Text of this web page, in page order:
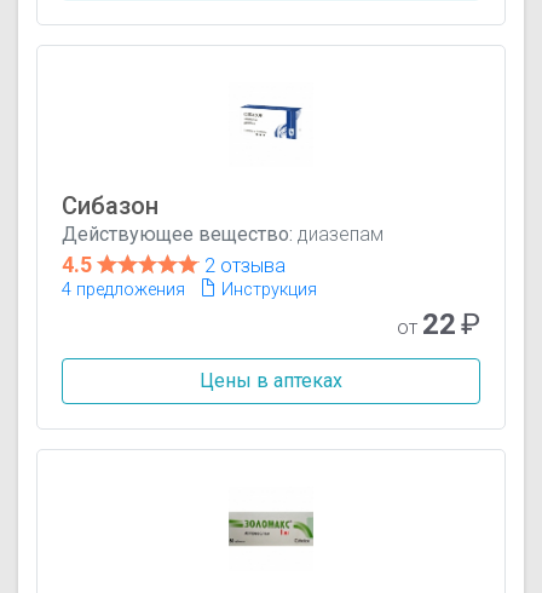
Сибазон
Действующее вещество: диазепам
4.5 2 отзыва
4 предложения Инструкция
от 22₽
Цены в аптеках